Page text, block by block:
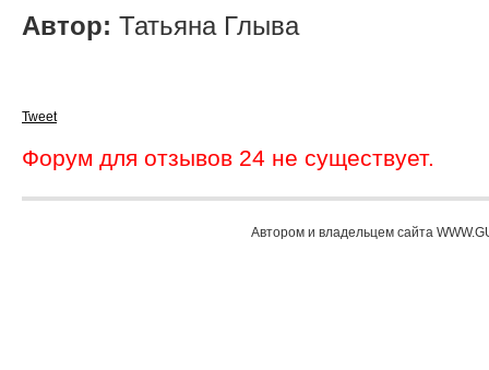
Автор: Татьяна Глыва
Tweet
Форум для отзывов 24 не существует.
Автором и владельцем сайта